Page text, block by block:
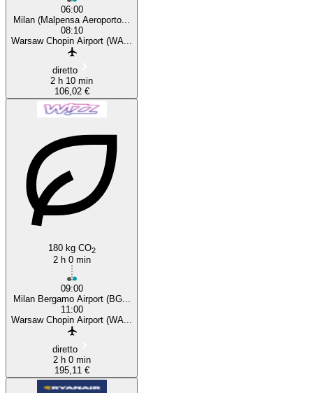
06:00
Milan (Malpensa Aeroporto...
08:10
Warsaw Chopin Airport (WA...
diretto
2 h 10 min
106,02 €
180 kg CO2
2 h 0 min
09:00
Milan Bergamo Airport (BG...
11:00
Warsaw Chopin Airport (WA...
diretto
2 h 0 min
195,11 €